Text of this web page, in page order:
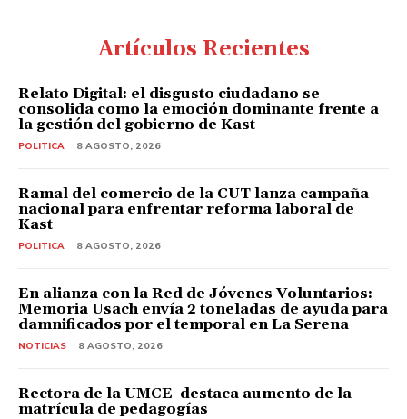
Artículos Recientes
Relato Digital: el disgusto ciudadano se
consolida como la emoción dominante frente a
la gestión del gobierno de Kast
POLITICA 8 AGOSTO, 2026
Ramal del comercio de la CUT lanza campaña
nacional para enfrentar reforma laboral de
Kast
POLITICA 8 AGOSTO, 2026
En alianza con la Red de Jóvenes Voluntarios:
Memoria Usach envía 2 toneladas de ayuda para
damnificados por el temporal en La Serena
NOTICIAS 8 AGOSTO, 2026
Rectora de la UMCE destaca aumento de la
matrícula de pedagogías